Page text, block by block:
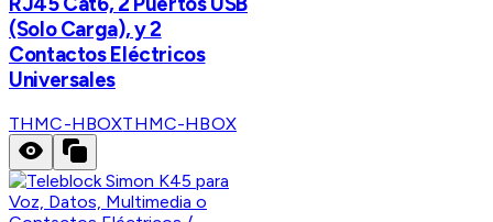
(Solo Carga), y 2
Contactos Eléctricos
Universales
THMC-HBOXTHMC-HBOX